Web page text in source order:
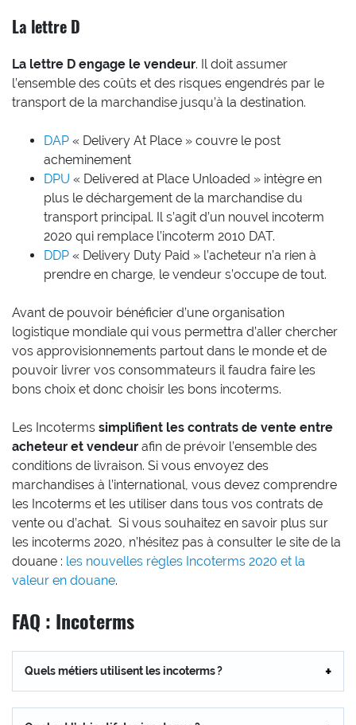
La lettre D
La lettre D engage le vendeur. Il doit assumer
l’ensemble des coûts et des risques engendrés par le
transport de la marchandise jusqu’à la destination.
DAP « Delivery At Place » couvre le post
acheminement
DPU « Delivered at Place Unloaded » intègre en
plus le déchargement de la marchandise du
transport principal. Il s’agit d’un nouvel incoterm
2020 qui remplace l’incoterm 2010 DAT.
DDP « Delivery Duty Paid » l’acheteur n’a rien à
prendre en charge, le vendeur s’occupe de tout.
Avant de pouvoir bénéficier d’une organisation
logistique mondiale qui vous permettra d’aller chercher
vos approvisionnements partout dans le monde et de
pouvoir livrer vos consommateurs il faudra faire les
bons choix et donc choisir les bons incoterms.
Les Incoterms simplifient les contrats de vente entre
acheteur et vendeur afin de prévoir l’ensemble des
conditions de livraison. Si vous envoyez des
marchandises à l’international, vous devez comprendre
les Incoterms et les utiliser dans tous vos contrats de
vente ou d’achat. Si vous souhaitez en savoir plus sur
les incoterms 2020, n’hésitez pas à consulter le site de la
douane : les nouvelles règles Incoterms 2020 et la
valeur en douane.
FAQ : Incoterms
Quels métiers utilisent les incoterms ?